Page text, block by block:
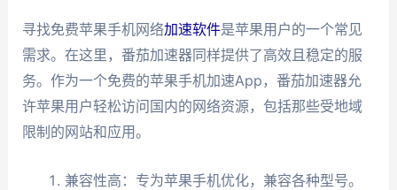
寻找免费苹果手机网络加速软件是苹果用户的一个常见
需求。在这里，番茄加速器同样提供了高效且稳定的服
务。作为一个免费的苹果手机加速App，番茄加速器允
许苹果用户轻松访问国内的网络资源，包括那些受地域
限制的网站和应用。
兼容性高：专为苹果手机优化，兼容各种型号。